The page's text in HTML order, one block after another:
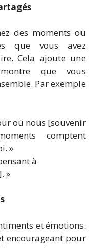
des moments ou
que vous avez
Cela ajoute une
que vous
Par exemple
où nous [souvenir
comptent
»
à
»
et émotions.
encourageant pour